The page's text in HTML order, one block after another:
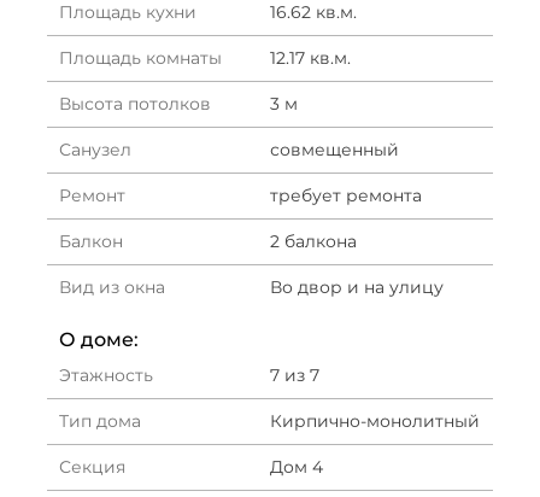
Площадь кухни 16.62 кв.м.
Площадь комнаты 12.17 кв.м.
Высота потолков 3 м
Санузел совмещенный
Ремонт требует ремонта
Балкон 2 балкона
Вид из окна Во двор и на улицу
О доме:
Этажность 7 из 7
Тип дома Кирпично-монолитный
Секция Дом 4